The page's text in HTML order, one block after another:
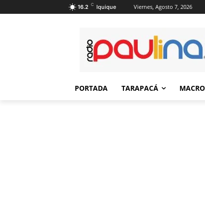
16.2 C Iquique Viernes, Agosto 7, 2026
PORTADA TARAPACÁ